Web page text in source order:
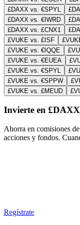
£DAXX vs. €SPYL
£DAXX vs. €IWRD
£DAXX vs. £CNX1
£VUKE vs. £ISF
£VUKE vs. €IQQE
£VUKE vs. €EUEA
£VUKE vs. €SPYL
£VUKE vs. €SPPW
£VUKE vs. £MEUD
Invierte en
Ahorra en comisiones
acciones y fondos.
Regístrate